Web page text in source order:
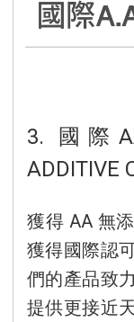
3. 國際
ADDITIVE
獲得 AA 無
獲得國際認
們的產品致
提供更接近